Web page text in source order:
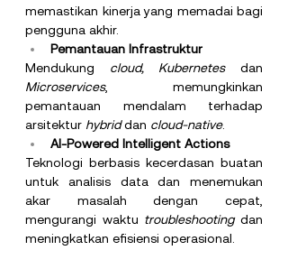
memastikan kinerja yang memadai bagi
pengguna akhir.
Pemantauan Infrastruktur
Mendukung cloud, Kubernetes
Microservices, memungkinkan
pemantauan mendalam terhadap
arsitektur hybrid dan cloud-native.
AI-Powered Intelligent Actions
Teknologi berbasis kecerdasan buatan
untuk analisis data dan menemukan
akar masalah dengan cepat,
mengurangi waktu troubleshooting dan
meningkatkan efisiensi operasional.